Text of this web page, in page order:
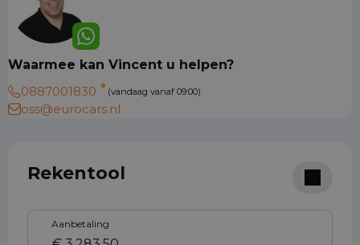
Waarmee kan Vincent u helpen?
0887001830
(vandaag vanaf 09:00)
oss@eurocars.nl
Rekentool
Aanbetaling